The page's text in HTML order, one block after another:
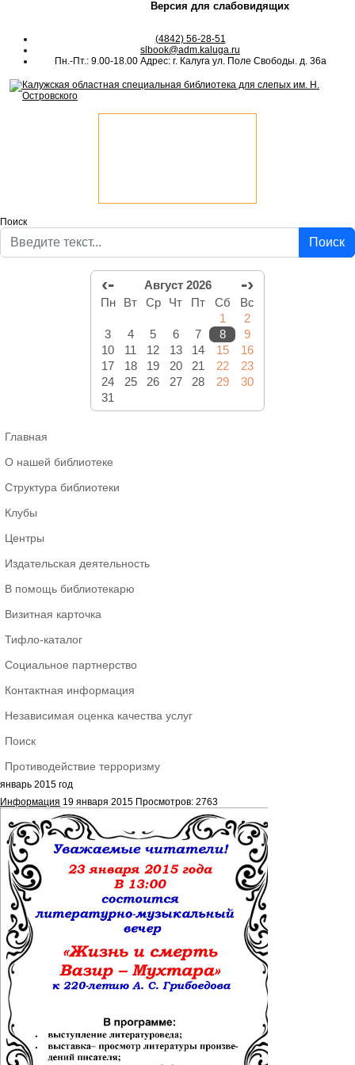
Версия для слабовидящих
(4842) 56-28-51
slbook@adm.kaluga.ru
Пн.-Пт.: 9.00-18.00 Адрес: г. Калуга ул. Поле Свободы. д. 36а
Поиск
Поиск
‹- Август 2026 -›
Пн Вт Ср Чт Пт Сб
Вс
1
2
3
4 5 6 7 8
9
10
11 12 13 14 15
16
17
18 19 20 21 22
23
24
25 26 27 28 29
30
31
Главная
О нашей библиотеке
Структура библиотеки
Клубы
Центры
Издательская деятельность
В помощь библиотекарю
Визитная карточка
Тифло-каталог
Социальное партнерство
Контактная информация
Независимая оценка качества услуг
Поиск
Противодействие терроризму
январь 2015 год
Информация 19 января 2015 Просмотров: 2763